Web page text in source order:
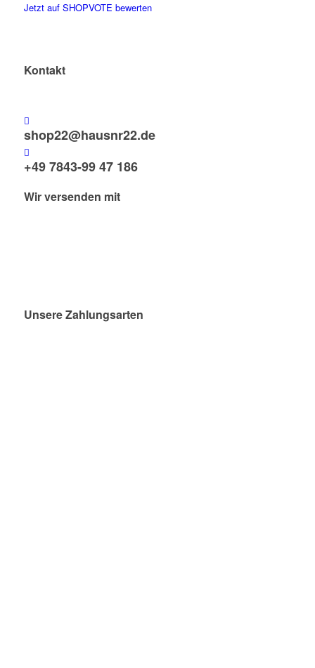
Jetzt auf SHOPVOTE bewerten
Kontakt
shop22@hausnr22.de
+49 7843-99 47 186
Wir versenden mit
Unsere Zahlungsarten